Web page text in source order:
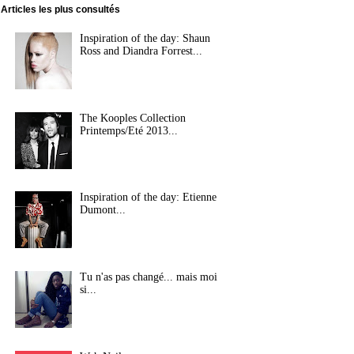
Articles les plus consultés
Inspiration of the day: Shaun
Ross and Diandra Forrest...
The Kooples Collection
Printemps/Eté 2013...
Inspiration of the day: Etienne
Dumont...
Tu n'as pas changé... mais moi
si...